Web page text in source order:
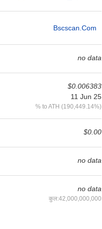
Bscscan.com
no data
$0.006383
11 Jun 25
% to ATH (190,449.14%)
$0.00
no data
no data
कुल:42,000,000,000